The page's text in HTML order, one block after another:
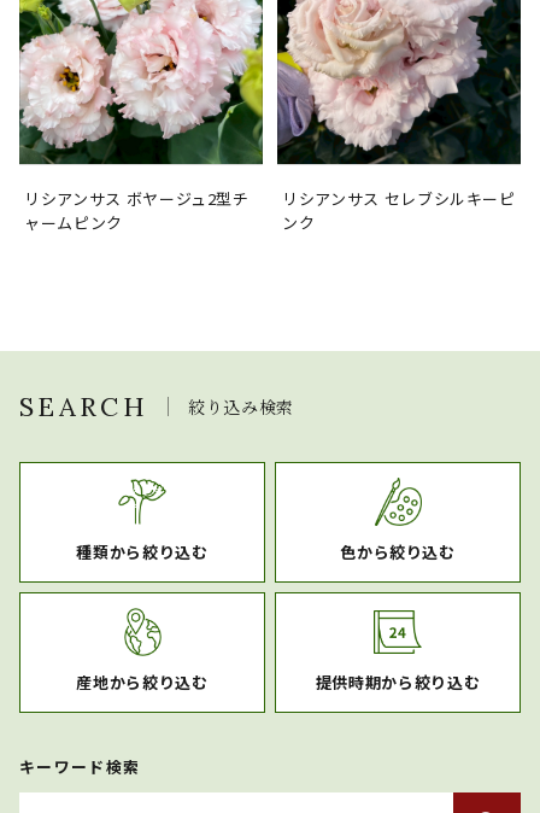
リシアンサス ボヤージュ2型チ
ャームピンク
リシアンサス セレブシルキーピ
ンク
SEARCH 絞り込み検索
種類から絞り込む 色から絞り込む
産地から絞り込む 提供時期から絞り込む
キーワード検索